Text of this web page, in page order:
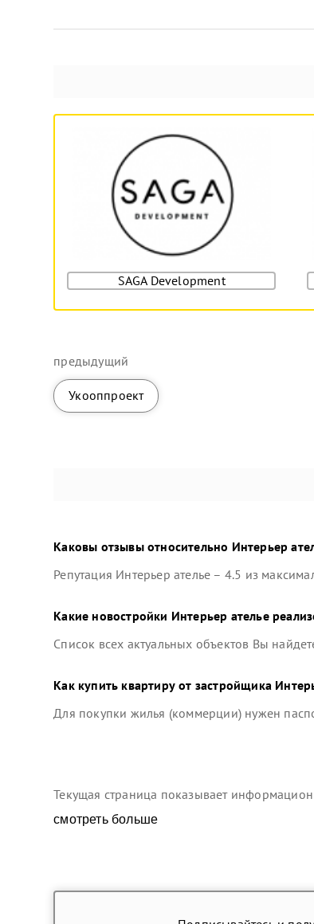
SAGA Development
предыдущий
Укооппроект
Каковы отзывы относительно Интерьер
Репутация Интерьер ателье – 4.5 из
Какие новостройки Интерьер ателье
Список всех актуальных объектов Вы
Как купить квартиру от застройщика
Для покупки жилья (коммерции) нужен
Текущая страница показывает
смотреть больше